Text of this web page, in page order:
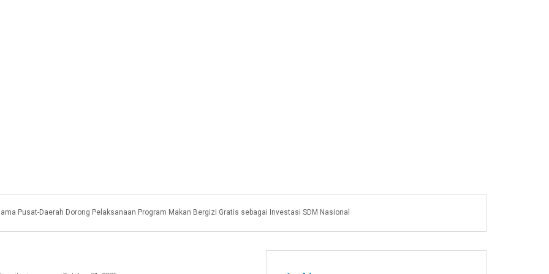
Pusat-Daerah Dorong Pelaksanaan Program Makan Bergizi Gratis sebagai Investasi SDM Nasional